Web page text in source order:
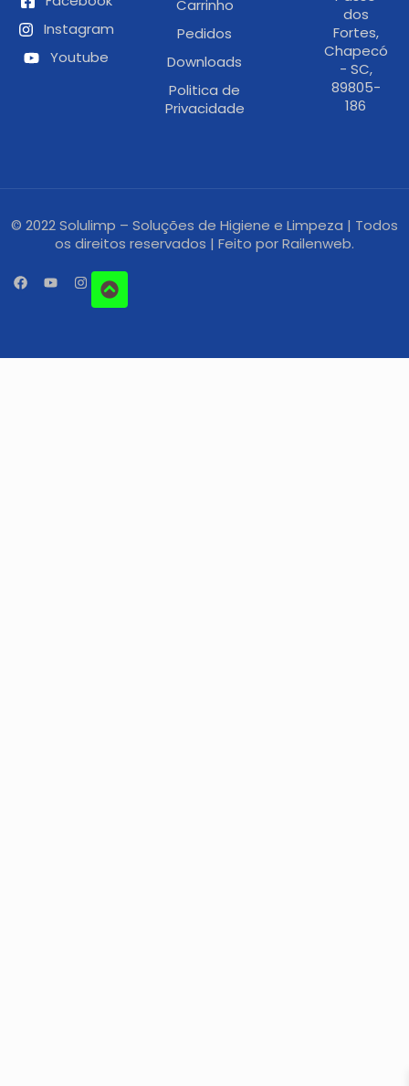
Instagram
Youtube
Carrinho
Pedidos
Downloads
Politica de
Privacidade
dos
Fortes,
Chapecó
- SC,
89805-
186
© 2022 Solulimp – Soluções de Higiene e Limpeza | Todos
os direitos reservados | Feito porRailenweb.